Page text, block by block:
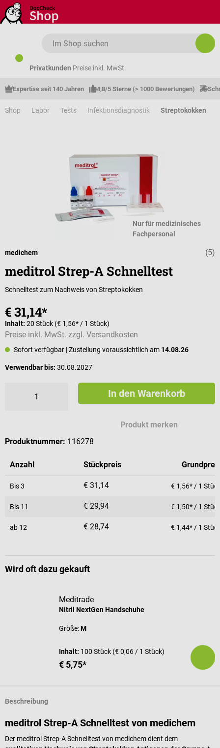
Zum Hauptinhalt springen
Privatkunden Preise inkl. MwSt.
Expertise seit 140 Jahren 4,8/5 Sterne (> 1000 Bewertungen)
Shop Labor Tests Infektionsdiagnostik Streptokokken
Nur für medizinisches
Fachpersonal
(5)
medichem
meditrol Strep-A Schnelltest
Schnelltest zum Nachweis von Streptokokken
€ 31,14*
Inhalt: 20 Stück (€ 1,56* / 1 Stück)
Preise inkl. MwSt. zzgl. Versandkosten
Sofort verfügbar | Zustellung voraussichtlich am 14.08.26
Verwendbar bis: 30.08.2027
In den Warenkorb
Produkt merken
Produktnummer: 116278
Anzahl Stückpreis
Bis3 € 31,14 € 1,56* / 1
Bis 11 € 29,94 € 1,50* / 1
ab 12 € 28,74 € 1,44* / 1
Wird oft dazu gekauft
Meditrade
Nitril NextGen Handschuhe
Größe:M
Inhalt: 100 Stück (€ 0,06 / 1 Stück)
€ 5,75*
Beschreibung
meditrol Strep-A Schnelltest von medichem
Der meditrol Strep-A Schnelltest von medichem dient dem